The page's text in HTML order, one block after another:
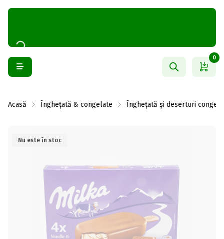
0
Acasă Înghețată & congelate Înghețată și deserturi
Nu este în stoc